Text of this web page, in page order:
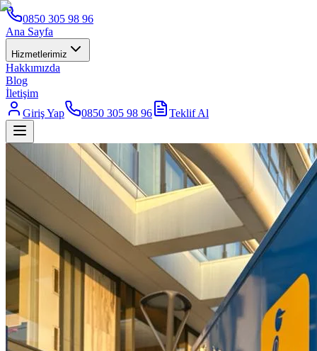
0850 305 98 96
Ana Sayfa
Hizmetlerimiz
Hakkımızda
Blog
İletişim
Giriş Yap
0850 305 98 96 Teklif Al